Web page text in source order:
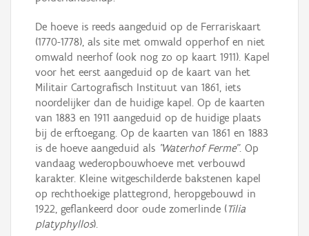
De hoeve is reeds aangeduid op de Ferrariskaart
(1770-1778), als site met omwald opperhof en niet
omwald neerhof (ook nog zo op kaart 1911). Kapel
voor het eerst aangeduid op de kaart van het
Militair Cartografisch Instituut van 1861, iets
noordelijker dan de huidige kapel. Op de kaarten
van 1883 en 1911 aangeduid op de huidige plaats
bij de erftoegang. Op de kaarten van 1861 en 1883
is de hoeve aangeduid als "Waterhof Ferme". Op
vandaag wederopbouwhoeve met verbouwd
karakter. Kleine witgeschilderde bakstenen kapel
op rechthoekige plattegrond, heropgebouwd in
1922, geflankeerd door oude zomerlinde (Tilia
platyphyllos).